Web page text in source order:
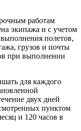
работам
экипажа и с учетом
полетов,
грузов и почты
при выполнении
для каждого
двух дней
пунктом
и 120 часов в